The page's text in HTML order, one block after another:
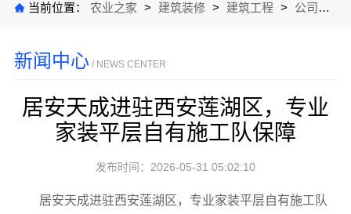
当前位置： 农业之家 > 建筑装修 > 建筑工程 > 公司新闻
新闻中心 / NEWS CENTER
居安天成进驻西安莲湖区，专业
家装平层自有施工队保障
发布时间：2026-05-31 05:02:10
居安天成进驻西安莲湖区，专业家装平层自有施工队